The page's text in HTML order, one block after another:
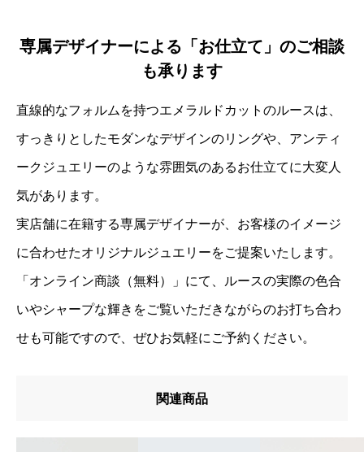
専属デザイナーによる「お仕立て」のご相談
も承ります
直線的なフォルムを持つエメラルドカットのルースは、
すっきりとしたモダンなデザインのリングや、アンティ
ークジュエリーのような雰囲気のあるお仕立てに大変人
気があります。
実店舗に在籍する専属デザイナーが、お客様のイメージ
に合わせたオリジナルジュエリーをご提案いたします。
「オンライン商談（無料）」にて、ルースの実際の色合
いやシャープな輝きをご覧いただきながらのお打ち合わ
せも可能ですので、ぜひお気軽にご予約ください。
関連商品